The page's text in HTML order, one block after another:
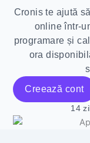
Cronis te ajută
online într-
programare și
ora
Creează cont
14